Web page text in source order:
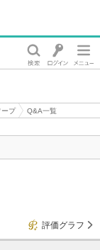
ープ
Q&A一覧
評価グラフ